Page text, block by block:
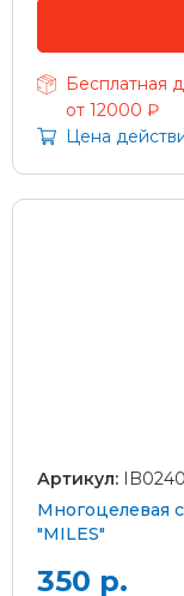
Бесплатная
от 12000 ₽
Цена
Артикул:
Многоцелевая
"MILES"
350 р.